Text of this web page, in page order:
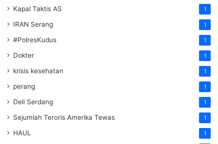
Kapal Taktis AS 1
IRAN Serang 1
#PolresKudus 1
Dokter 1
krisis kesehatan 1
perang 1
Deli Serdang 1
Sejumlah Teroris Amerika Tewas 1
HAUL 1